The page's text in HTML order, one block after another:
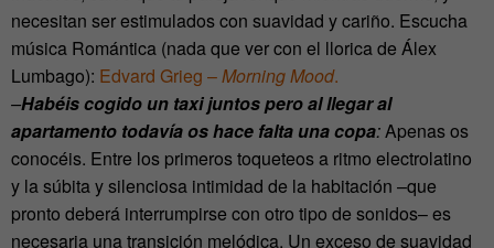
necesitan ser estimulados con suavidad y cariño. Escucha
música Romántica (nada que ver con el llorica de Álex
Lumbago): Edvard Grieg –Morning Mood.
–Habéis cogido un taxi juntos pero al llegar al
apartamento todavía os hace falta una copa:Apenas os
conocéis. Entre los primeros toqueteos a ritmo electrolatino
y la súbita y silenciosa intimidad de la habitación –que
pronto deberá interrumpirse con otro tipo de sonidos– es
necesaria una transición melódica. Un exceso de suavidad